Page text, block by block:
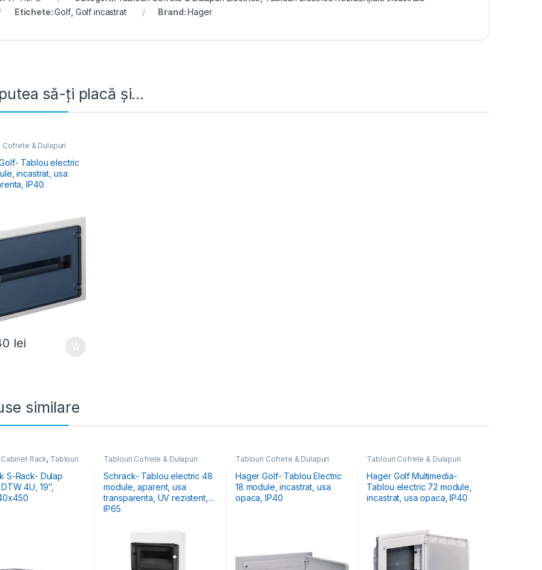
Etichete:Golf, Golf incastrat Brand:Hager
să-ți placă și…
Cofrete & Dulapuri
Tablouri Electrice
Încastrate
Tablou electric
incastrat, usa
IP40
lei
similare
Rack, Tablouri
Dulapuri Electrice
S-Rack- Dulap
4U, 19″,
Tablouri Cofrete & Dulapuri
Schrack- Tablou electric 48
module, aparent, usa
transparenta, UV rezistent,
IP65
Tablouri Cofrete & Dulapuri
Tablouri Electrice
Rezidențiale Încastrate
Hager Golf- Tablou Electric
18 module, incastrat, usa
opaca, IP40
Tablouri Cofrete & Dulapuri
Tablouri Electrice
Hibrid & Multimedia
Hager Golf Multimedia-
Tablou electric 72 module,
incastrat, usa opaca, IP40